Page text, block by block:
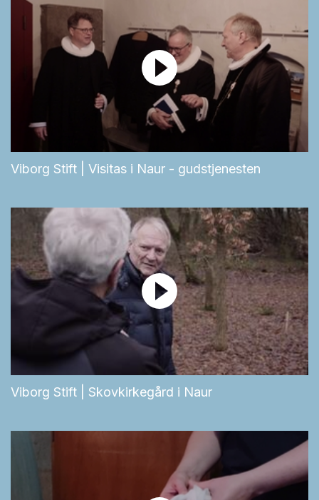
Viborg Stift | Visitas i Naur - gudstjenesten
Viborg Stift | Skovkirkegård i Naur